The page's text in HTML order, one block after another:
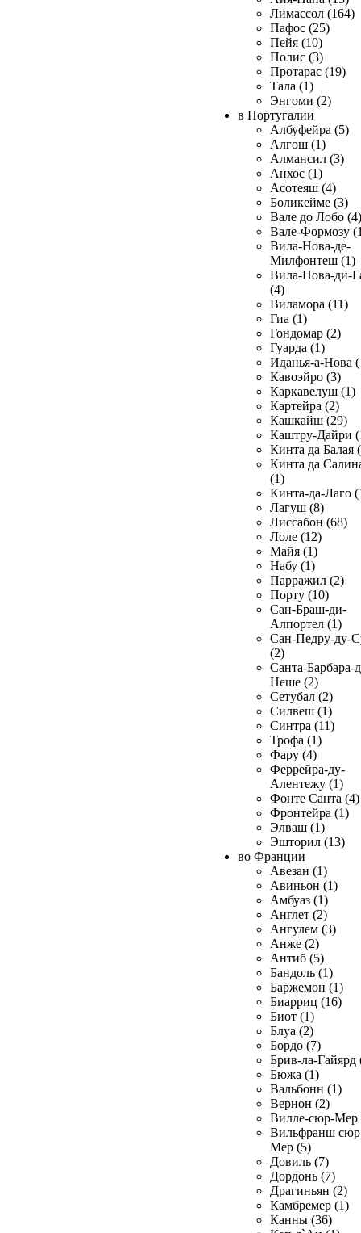
Лимассол (164)
Пафос (25)
Пейя (10)
Полис (3)
Протарас (19)
Тала (1)
Энгоми (2)
в Португалии
Албуфейра (5)
Алгош (1)
Алмансил (3)
Анхос (1)
Асотеяш (4)
Боликейме (3)
Вале до Лобо (4)
Вале-Формозу
Вила-Нова-де-
Милфонтеш (1)
Вила-Нова-ди-
(4)
Виламора (11)
Гиа (1)
Гондомар (2)
Гуарда (1)
Иданья-а-Нова
Кавоэйро (3)
Каркавелуш (1)
Картейра (2)
Кашкайш (29)
Каштру-Дайри
Кинта да Балая
Кинта да
(1)
Кинта-да-Лаго
Лагуш (8)
Лиссабон (68)
Лоле (12)
Майя (1)
Набу (1)
Парражил (2)
Порту (10)
Сан-Браш-ди-
Алпортел (1)
Сан-Педру-ду-
(2)
Санта-Барбара-
Неше (2)
Сетубал (2)
Силвеш (1)
Синтра (11)
Трофа (1)
Фару (4)
Феррейра-ду-
Алентежу (1)
Фонте Санта (4)
Фронтейра (1)
Элваш (1)
Эшторил (13)
во Франции
Авезан (1)
Авиньон (1)
Амбуаз (1)
Англет (2)
Ангулем (3)
Анже (2)
Антиб (5)
Бандоль (1)
Баржемон (1)
Биарриц (16)
Биот (1)
Блуа (2)
Бордо (7)
Брив-ла-Гайярд
Бюжа (1)
Вальбонн (1)
Вернон (2)
Вилле-сюр-Мер
Вильфранш сюр
Мер (5)
Довиль (7)
Дордонь (7)
Драгиньян (2)
Камбремер (1)
Канны (36)